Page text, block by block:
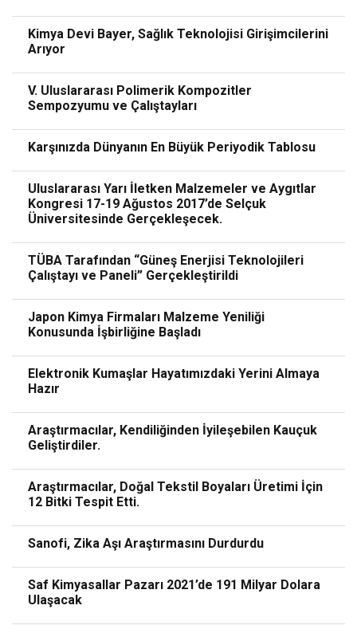
Kimya Devi Bayer, Sağlık Teknolojisi Girişimcilerini
Arıyor
V. Uluslararası Polimerik Kompozitler
Sempozyumu ve Çalıştayları
Karşınızda Dünyanın En Büyük Periyodik Tablosu
Uluslararası Yarı İletken Malzemeler ve Aygıtlar
Kongresi 17-19 Ağustos 2017’de Selçuk
Üniversitesinde Gerçekleşecek.
TÜBA Tarafından “Güneş Enerjisi Teknolojileri
Çalıştayı ve Paneli” Gerçekleştirildi
Japon Kimya Firmaları Malzeme Yeniliği
Konusunda İşbirliğine Başladı
Elektronik Kumaşlar Hayatımızdaki Yerini Almaya
Hazır
Araştırmacılar, Kendiliğinden İyileşebilen Kauçuk
Geliştirdiler.
Araştırmacılar, Doğal Tekstil Boyaları Üretimi İçin
12 Bitki Tespit Etti.
Sanofi, Zika Aşı Araştırmasını Durdurdu
Saf Kimyasallar Pazarı 2021’de 191 Milyar Dolara
Ulaşacak